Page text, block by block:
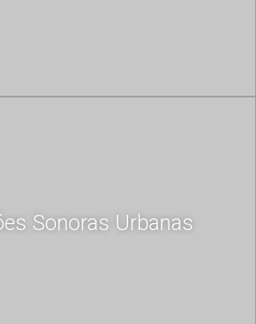
Sonoras Urbanas